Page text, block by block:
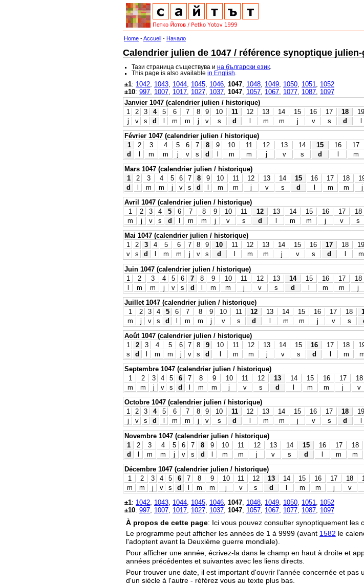
Home -Accueil - Начало
Calendrier julien de 1047 / référence synoptique
Тази страница съществува ина български език
This page is also availablein English
±1: 1042 1043 1044 1045 1046 1047 1048 1049 1050 1051
1052
±10: 997 1007 1017 1027 1037 1047 1057 1067 1077 1087 1097
Janvier 1047 (calendrier julien / historique)
1
2 3 4 5 6 7 8 9 10 11 12 13 14 15 16 17 18 19
j
v s d l m m j v s d l m m j v s d l
Février 1047 (calendrier julien / historique)
1
2 3 4 5 6 7 8 9 10 11 12 13 14 15 16 17
d
m m j v s d m m j v s d m
Mars 1047 (calendrier julien / historique)
1
2 3 4 5 6 7 8 9 10 11 12 13 14 15 16 17 18
d
m m j v s d m m j v s d m m j
Avril 1047 (calendrier julien / historique)
1
2 3 4 5 6 7 8 9 10 11 12 13 14 15 16 17 18
m
j v s d m m j v s d m m j v s
Mai 1047 (calendrier julien / historique)
1
2 3 4 5 6 7 8 9 10 11 12 13 14 15 16 17 18 19
v
s d m m j v s d m m j v s d m
Juin 1047 (calendrier julien / historique)
1
2 3 4 5 6 7 8 9 10 11 12 13 14 15 16 17 18
l
m m j v s d l m m j v s d l m m j
Juillet 1047 (calendrier julien / historique)
1
2 3 4 5 6 7 8 9 10 11 12 13 14 15 16 17 18
m
j v s d m m j v s d m m j v s
Août 1047 (calendrier julien / historique)
1
2 3 4 5 6 7 8 9 10 11 12 13 14 15 16 17 18
s
d m m j v s d m m j v s d m m
Septembre 1047 (calendrier julien / historique)
1
2 3 4 5 6 7 8 9 10 11 12 13 14 15 16 17 18
m
m j v s d m m j v s d m m j v
Octobre 1047 (calendrier julien / historique)
1
2 3 4 5 6 7 8 9 10 11 12 13 14 15 16 17 18 19
j
v s d m m j v s d m m j v s d
Novembre 1047 (calendrier julien / historique)
1
2 3 4 5 6 7 8 9 10 11 12 13 14 15 16 17 18
d
l m m j v s d l m m j v s d l m m
Décembre 1047 (calendrier julien / historique)
1
2 3 4 5 6 7 8 9 10 11 12 13 14 15 16 17 18
m
m j v s d l m m j v s d l m m j v
±1: 1042 1043 1044 1045 1046 1047 1048 1049 1050 1051
1052
±10: 997 1007 1017 1027 1037 1047 1057 1067 1077 1087 1097
À propos de cette page: Ici vous pouvez consulter synoptiquement les
Le programme peut afficher les années de 1 à 9999 (avant 1582 le
l'adoptent avant la Deuxième guerre mondiale).
Pour afficher une année, écrivez-la dans le champ en haut à droite et
années précédentes et suivantes avec les liens directs.
Pour trouver une date, il est important d'ouvrir l'année concernée et
d'un siècle à l'autre - référez vous au texte plus bas.